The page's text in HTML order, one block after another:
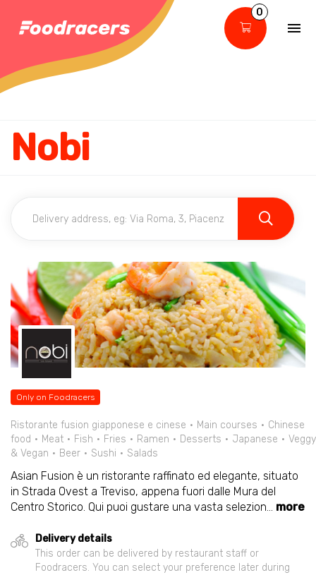
0
Nobi
Only on Foodracers
Ristorante fusion giapponese e cinese Main courses
Chinese
food
Meat Fish Fries Ramen Desserts Japanese
Veggy
& Vegan
Beer Sushi Salads
Asian Fusion è un ristorante raffinato ed elegante, situato
in Strada Ovest a Treviso, appena fuori dalle Mura del
Centro Storico. Qui puoi gustare una vasta selezion... more
Delivery details
This order can be delivered by restaurant staff or
Foodracers. You can select your preference later during